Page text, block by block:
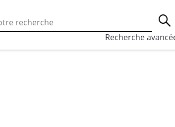
l’utilisation des cookies, qui sont
sociaux.
Recherche